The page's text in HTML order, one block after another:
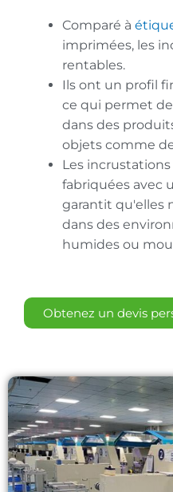
Comparé à
imprimées, les
rentables.
Ils ont un profil
ce qui permet
dans des
objets comme
Les
fabriquées avec
garantit qu'elles
dans des
humides ou
Obtenez un devis